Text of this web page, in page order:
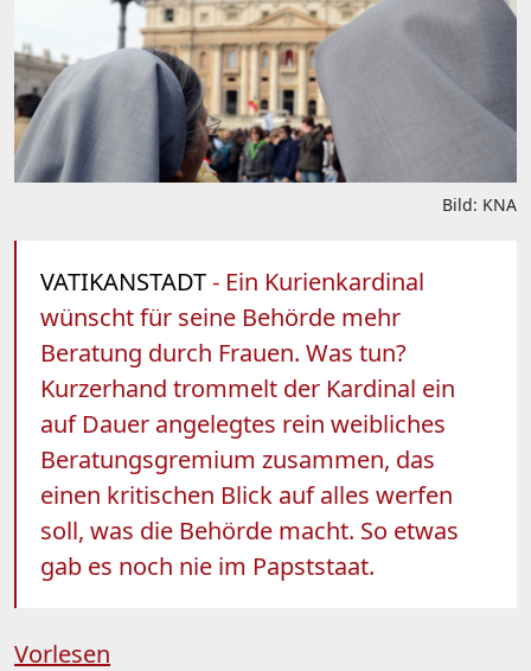
Bild: KNA
VATIKANSTADT- Ein Kurienkardinal
wünscht für seine Behörde mehr
Beratung durch Frauen. Was tun?
Kurzerhand trommelt der Kardinal ein
auf Dauer angelegtes rein weibliches
Beratungsgremium zusammen, das
einen kritischen Blick auf alles werfen
soll, was die Behörde macht. So etwas
gab es noch nie im Papststaat.
Vorlesen